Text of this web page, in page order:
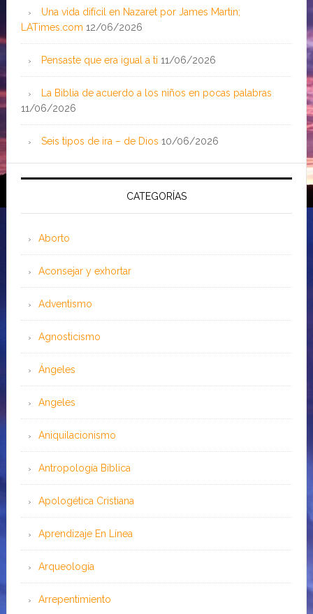
Una vida difícil en Nazaret por James Martin;
LATimes.com 12/06/2026
Pensaste que era igual a ti 11/06/2026
La Biblia de acuerdo a los niños en pocas palabras
11/06/2026
Seis tipos de ira – de Dios 10/06/2026
CATEGORÍAS
Aborto
Aconsejar y exhortar
Adventismo
Agnosticismo
Ángeles
Angeles
Aniquilacionismo
Antropología Bíblica
Apologética Cristiana
Aprendizaje En Línea
Arqueología
Arrepentimiento